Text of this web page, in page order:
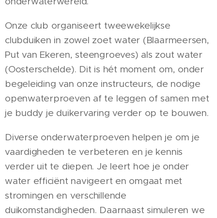
Onze club organiseert tweewekelijkse
clubduiken in zowel zoet water (Blaarmeersen,
Put van Ekeren, steengroeves) als zout water
(Oosterschelde). Dit is hét moment om, onder
begeleiding van onze instructeurs, de nodige
openwaterproeven af te leggen of samen met
je buddy je duikervaring verder op te bouwen.
Diverse onderwaterproeven helpen je om je
vaardigheden te verbeteren en je kennis
verder uit te diepen. Je leert hoe je onder
water efficiënt navigeert en omgaat met
stromingen en verschillende
duikomstandigheden. Daarnaast simuleren we